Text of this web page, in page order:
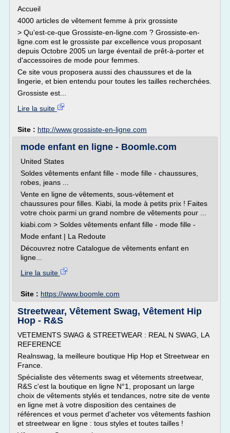
Accueil
4000 articles de vêtement femme à prix grossiste
> Qu'est-ce-que Grossiste-en-ligne.com ? Grossiste-en-
ligne.com est le grossiste par excellence vous proposant
depuis Octobre 2005 un large éventail de prêt-à-porter et
d'accessoires de mode pour femmes.
Ce site vous proposera aussi des chaussures et de la
lingerie, et bien entendu pour toutes les tailles recherchées.
Grossiste est...
Lire la suite
Site : http://www.grossiste-en-ligne.com
mode enfant en ligne - Boomle.com
United States
Soldes vêtements enfant fille - mode fille - chaussures,
robes, jeans ...
Vente en ligne de vêtements, sous-vêtement et
chaussures pour filles. Kiabi, la mode à petits prix ! Faites
votre choix parmi un grand nombre de vêtements pour ...
kiabi.com > Soldes vêtements enfant fille - mode fille -
Mode enfant | La Redoute
Découvrez notre Catalogue de vêtements enfant en
ligne...
Lire la suite
Site : https://www.boomle.com
Streetwear, Vêtement Swag, Vêtement Hip
Hop - R&S
VETEMENTS SWAG & STREETWEAR : REAL N SWAG, LA
REFERENCE
Realnswag, la meilleure boutique Hip Hop et Streetwear en
France.
Spécialiste des vêtements swag et vêtements streetwear,
R&S c'est la boutique en ligne N°1, proposant un large
choix de vêtements stylés et tendances, notre site de vente
en ligne met à votre disposition des centaines de
références et vous permet d'acheter vos vêtements fashion
et streetwear en ligne : tous styles et toutes tailles !